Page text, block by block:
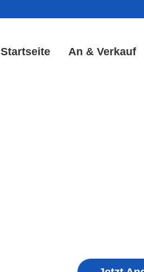
Startseite An & Verkauf